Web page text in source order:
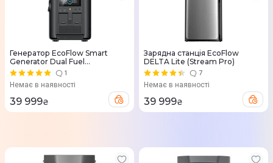
Генератор EcoFlow Smart
Generator Dual Fuel
GasEBDUAL-EU1
Немає в наявності
39 999₴
Зарядна станція EcoFlow
DELTA Lite (Stream Pro)
7
Немає в наявності
39 999₴